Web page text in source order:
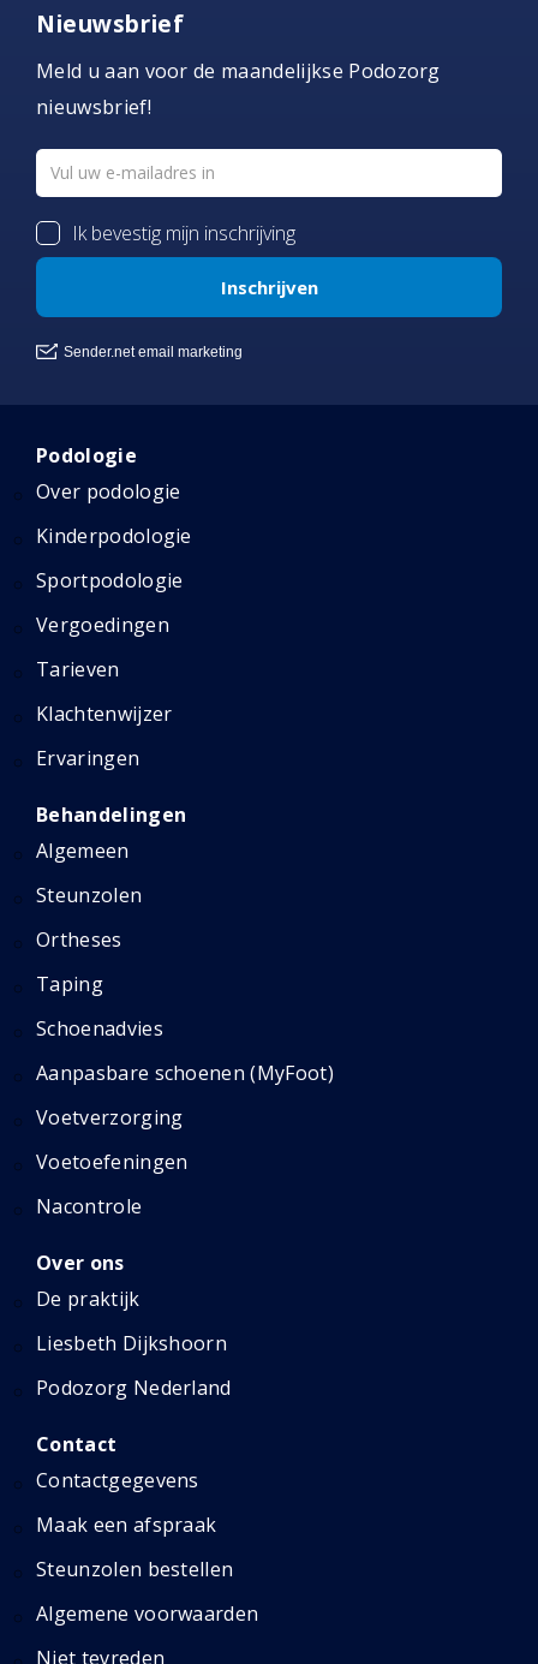
Nieuwsbrief
Meld u aan voor de maandelijkse Podozorg
nieuwsbrief!
Podologie
Over podologie
Kinderpodologie
Sportpodologie
Vergoedingen
Tarieven
Klachtenwijzer
Ervaringen
Behandelingen
Algemeen
Steunzolen
Ortheses
Taping
Schoenadvies
Aanpasbare schoenen (MyFoot)
Voetverzorging
Voetoefeningen
Nacontrole
Over ons
De praktijk
Liesbeth Dijkshoorn
Podozorg Nederland
Contact
Contactgegevens
Maak een afspraak
Steunzolen bestellen
Algemene voorwaarden
Niet tevreden